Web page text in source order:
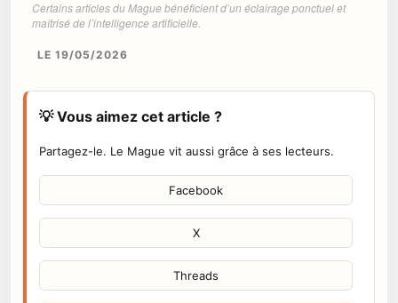
Certains articles du Mague bénéficient d’un éclairage ponctuel et
maîtrisé de l’intelligence artificielle.
LE 19/05/2026
💡 Vous aimez cet article ?
Partagez-le. Le Mague vit aussi grâce à ses lecteurs.
Facebook
X
Threads